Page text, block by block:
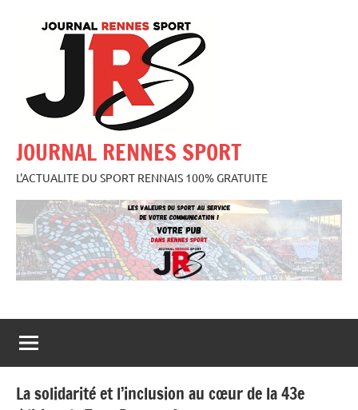
JOURNAL RENNES SPORT
L'ACTUALITE DU SPORT RENNAIS 100% GRATUITE
La solidarité et l’inclusion au cœur de la 43e